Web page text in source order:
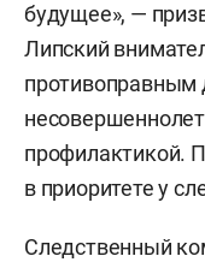
будущее», —
Липский
противоправным
профилактикой.
в приоритете у
Следственный